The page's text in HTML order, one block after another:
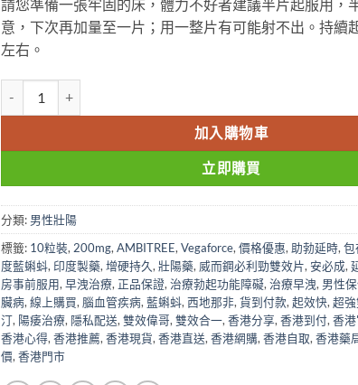
請您準備一張牢固的床，體力不好者建議半片起服用，
意，下次再加量至一片；用一整片有可能射不出。持續
左右。
加入購物車
立即購買
分類: 男性壯陽
標籤: 10粒裝, 200mg, AMBITREE, Vegaforce, 價格優惠, 助勃延時, 包
度藍蝌蚪, 印度製藥, 增硬持久, 壯陽藥, 威而鋼必利勁雙效片, 安必成,
房事前服用, 早洩治療, 正品保證, 治療勃起功能障礙, 治療早洩, 男性
臟病, 線上購買, 腦血管疾病, 藍蝌蚪, 西地那非, 貨到付款, 起效快, 超
汀, 陽痿治療, 隱私配送, 雙效偉哥, 雙效合一, 香港分享, 香港到付, 香
香港心得, 香港推薦, 香港現貨, 香港直送, 香港網購, 香港自取, 香港藥
價, 香港門市